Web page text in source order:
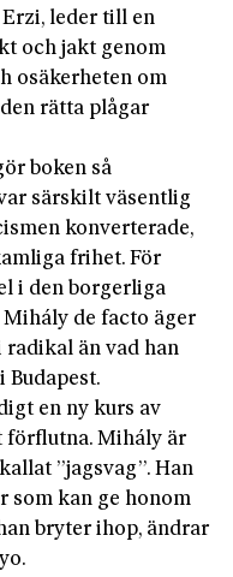
leder till en
och jakt genom
osäkerheten om
rätta plågar
boken så
särskilt väsentlig
konverterade,
frihet. För
i den borgerliga
de facto äger
än vad han
Budapest.
en ny kurs av
förflutna. Mihály är
”jagsvag”. Han
som kan ge honom
bryter ihop, ändrar